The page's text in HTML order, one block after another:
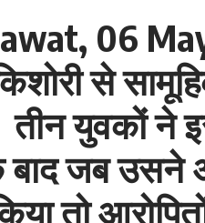
06
से
युवकों ने
बाद जब
तो